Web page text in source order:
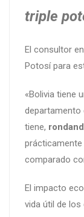
triple
El consultor
Potosí para
«Bolivia tiene
departamento
tiene,
prácticamente
comparado
El impacto
vida útil de